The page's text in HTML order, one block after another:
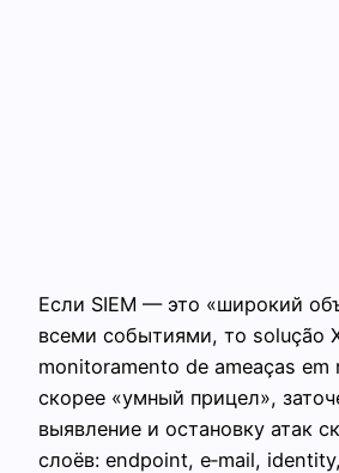
Если SIEM — это «широкий
всеми событиями, то solução
monitoramento de ameaças
скорее «умный прицел»,
выявление и остановку атак
слоёв: endpoint, e‑mail,